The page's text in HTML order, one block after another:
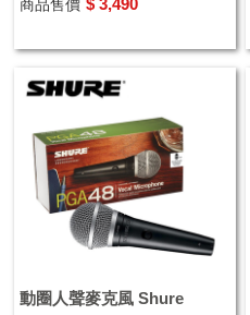
商品售價
動圈人聲麥克風 Shure